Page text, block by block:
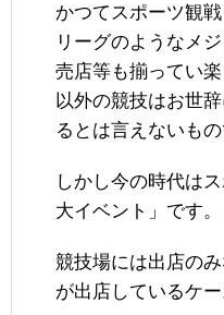
かつてスポーツ観
リーグのようなメ
売店等も揃ってい
以外の競技はお世
るとは言えないもの
しかし今の時代は
大イベント」です。
競技場には出店の
が出店しているケー